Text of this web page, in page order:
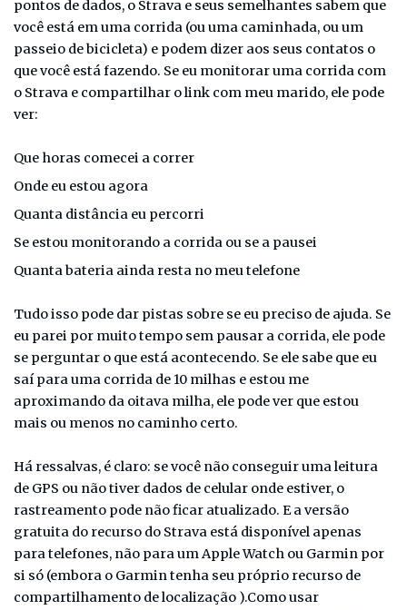
pontos de dados, o Strava e seus semelhantes sabem que
você está em uma corrida (ou uma caminhada, ou um
passeio de bicicleta) e podem dizer aos seus contatos o
que você está fazendo. Se eu monitorar uma corrida com
o Strava e compartilhar o link com meu marido, ele pode
ver:
Que horas comecei a correr
Onde eu estou agora
Quanta distância eu percorri
Se estou monitorando a corrida ou se a pausei
Quanta bateria ainda resta no meu telefone
Tudo isso pode dar pistas sobre se eu preciso de ajuda. Se
eu parei por muito tempo sem pausar a corrida, ele pode
se perguntar o que está acontecendo. Se ele sabe que eu
saí para uma corrida de 10 milhas e estou me
aproximando da oitava milha, ele pode ver que estou
mais ou menos no caminho certo.
Há ressalvas, é claro: se você não conseguir uma leitura
de GPS ou não tiver dados de celular onde estiver, o
rastreamento pode não ficar atualizado. E a versão
gratuita do recurso do Strava está disponível apenas
para telefones, não para um Apple Watch ou Garmin por
si só (embora o Garmin tenha seu próprio recurso de
compartilhamento de localização ).Como usar